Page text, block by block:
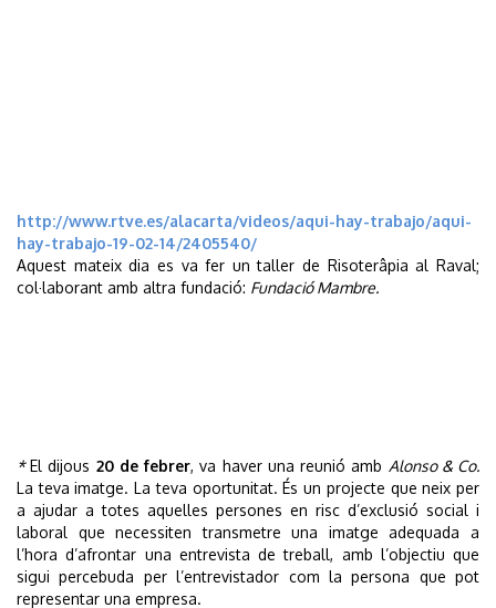
http://www.rtve.es/alacarta/videos/aqui-hay-trabajo/aqui-
hay-trabajo-19-02-14/2405540/
Aquest mateix dia es va fer un taller de Risoterâpia al Raval;
col·laborant amb altra fundació: Fundació Mambre.
*El dijous 20 de febrer, va haver una reunió amb Alonso & Co.
La teva imatge. La teva oportunitat. És un projecte que neix per
a ajudar a totes aquelles persones en risc d’exclusió social i
laboral que necessiten transmetre una imatge adequada a
l’hora d’afrontar una entrevista de treball, amb l’objectiu que
sigui percebuda per l’entrevistador com la persona que pot
representar una empresa.